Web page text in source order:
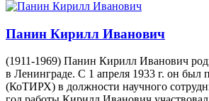
Панин Кирилл Иванович
(1911-1969) Панин Кирилл Иванович
в Ленинграде. С 1 апреля 1933 г. он был
(КоТИРХ) в должности научного